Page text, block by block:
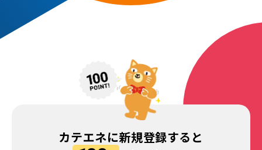
カテエネに新規登録すると